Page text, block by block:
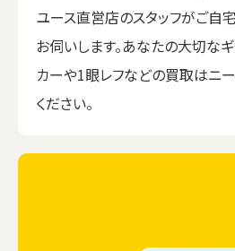
ユース直営店のスタッフがご自
お伺いします。あなたの大切な
カーや1眼レフなどの買取はニ
ください。